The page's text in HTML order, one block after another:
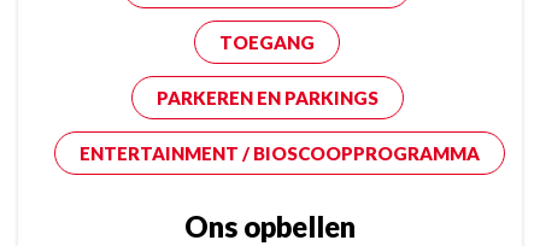
TOEGANG
PARKEREN EN PARKINGS
ENTERTAINMENT / BIOSCOOPPROGRAMMA
Ons opbellen